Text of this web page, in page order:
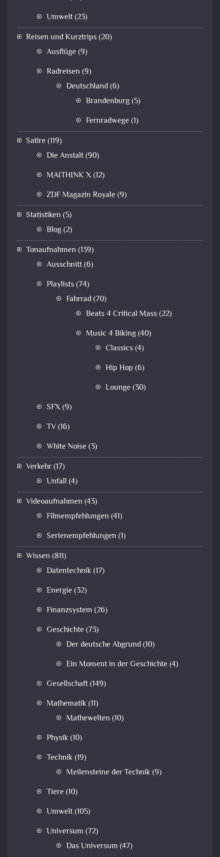
Umwelt(23)
Reisen und Kurztrips(20)
Ausflüge (9)
Radreisen (9)
Deutschland(6)
Brandenburg(5)
Fernradwege (1)
Satire (119)
Die Anstalt(90)
MAITHINK X(12)
ZDF Magazin Royale (9)
Statistiken (5)
Blog(2)
Tonaufnahmen (139)
Ausschnitt(6)
Playlists(74)
Fahrrad(70)
Beats 4 Critical Mass(22)
Music 4 Biking(40)
Classics(4)
Hip Hop (6)
Lounge (30)
SFX(9)
TV(16)
White Noise (3)
Verkehr(17)
Unfall (4)
Videoaufnahmen (43)
Filmempfehlungen (41)
Serienempfehlungen (1)
Wissen (811)
Datentechnik(17)
Energie (32)
Finanzsystem (26)
Geschichte (73)
Der deutsche Abgrund(10)
Ein Moment in der Geschichte (4)
Gesellschaft(149)
Mathematik(11)
Mathewelten (10)
Physik(10)
Technik(19)
Meilensteine der Technik(9)
Tiere (10)
Umwelt(105)
Universum (72)
Das Universum (47)